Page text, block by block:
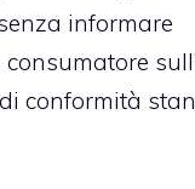
informare
conformità